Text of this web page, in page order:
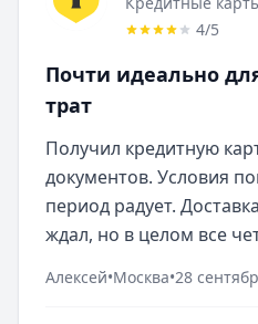
4/5
Почти идеально
трат
Получил кредитную
документов. Условия
период радует.
ждал, но в целом все
Алексей•Москва•28